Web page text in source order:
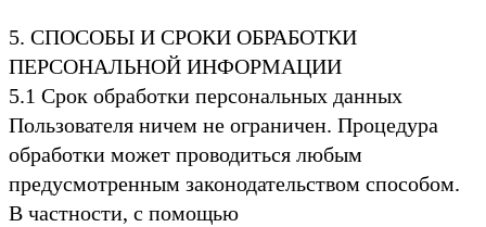
5. СПОСОБЫ И СРОКИ ОБРАБОТКИ
ПЕРСОНАЛЬНОЙ ИНФОРМАЦИИ
5.1 Срок обработки персональных данных
Пользователя ничем не ограничен. Процедура
обработки может проводиться любым
предусмотренным законодательством способом.
В частности, с помощью